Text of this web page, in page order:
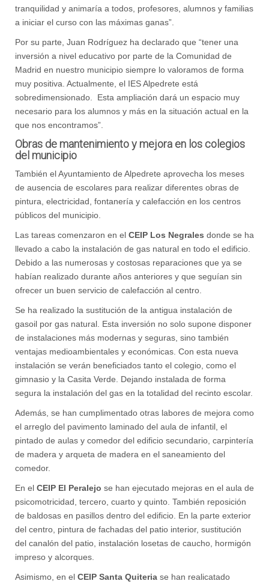
tranquilidad y animaría a todos, profesores, alumnos y familias
a iniciar el curso con las máximas ganas”.
Por su parte, Juan Rodríguez ha declarado que “tener una
inversión a nivel educativo por parte de la Comunidad de
Madrid en nuestro municipio siempre lo valoramos de forma
muy positiva. Actualmente, el IES Alpedrete está
sobredimensionado. Esta ampliación dará un espacio muy
necesario para los alumnos y más en la situación actual en la
que nos encontramos”.
Obras de mantenimiento y mejora en los colegios
del municipio
También el Ayuntamiento de Alpedrete aprovecha los meses
de ausencia de escolares para realizar diferentes obras de
pintura, electricidad, fontanería y calefacción en los centros
públicos del municipio.
Las tareas comenzaron en el CEIP Los Negrales donde se ha
llevado a cabo la instalación de gas natural en todo el edificio.
Debido a las numerosas y costosas reparaciones que ya se
habían realizado durante años anteriores y que seguían sin
ofrecer un buen servicio de calefacción al centro.
Se ha realizado la sustitución de la antigua instalación de
gasoil por gas natural. Esta inversión no solo supone disponer
de instalaciones más modernas y seguras, sino también
ventajas medioambientales y económicas. Con esta nueva
instalación se verán beneficiados tanto el colegio, como el
gimnasio y la Casita Verde. Dejando instalada de forma
segura la instalación del gas en la totalidad del recinto escolar.
Además, se han cumplimentado otras labores de mejora como
el arreglo del pavimento laminado del aula de infantil, el
pintado de aulas y comedor del edificio secundario, carpintería
de madera y arqueta de madera en el saneamiento del
comedor.
En el CEIP El Peralejo se han ejecutado mejoras en el aula de
psicomotricidad, tercero, cuarto y quinto. También reposición
de baldosas en pasillos dentro del edificio. En la parte exterior
del centro, pintura de fachadas del patio interior, sustitución
del canalón del patio, instalación losetas de caucho, hormigón
impreso y alcorques.
Asimismo, en el CEIP Santa Quiteria se han realicatado